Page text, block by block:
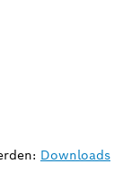
Downloads